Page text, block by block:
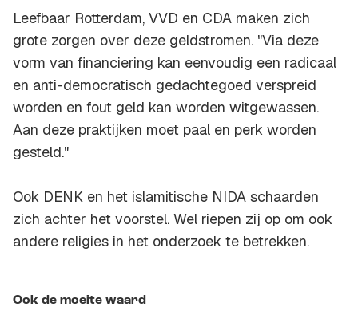
Leefbaar Rotterdam, VVD en CDA maken zich
grote zorgen over deze geldstromen. "Via deze
vorm van financiering kan eenvoudig een radicaal
en anti-democratisch gedachtegoed verspreid
worden en fout geld kan worden witgewassen.
Aan deze praktijken moet paal en perk worden
gesteld."
Ook DENK en het islamitische NIDA schaarden
zich achter het voorstel. Wel riepen zij op om ook
andere religies in het onderzoek te betrekken.
Ook de moeite waard